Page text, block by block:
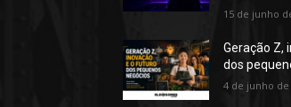
15 de junho
Geração Z,
dos
4 de junho de